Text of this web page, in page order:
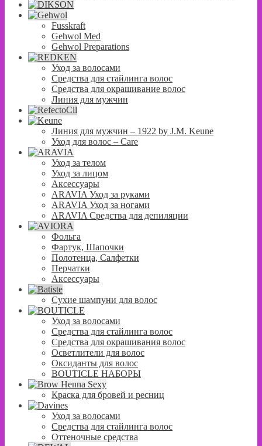
Fusskraft
Gehwol Med
Gehwol Preparations
Уход за волосами
Средства для стайлинга волос
Средства для окрашивание волос
Линия для мужчин
Линия для мужчин – 1922 by J.M. Keune
Уход для волос – Сare
Уход за телом
Уход за лицом
Аксессуары
ARAVIA Уход за руками
ARAVIA Уход за ногами
ARAVIA Средства для депиляции
Фольга
Фартук, Шапочки
Полотенца, Салфетки
Перчатки
Аксессуары
Сухие шампуни для волос
Уход за волосами
Средства для стайлинга волос
Средства для окрашивания волос
Осветлители для волос
Оксиданты для волос
BOUTICLE НАБОРЫ
Краска для бровей и ресниц
Уход за волосами
Средства для стайлинга волос
Оттеночные средства